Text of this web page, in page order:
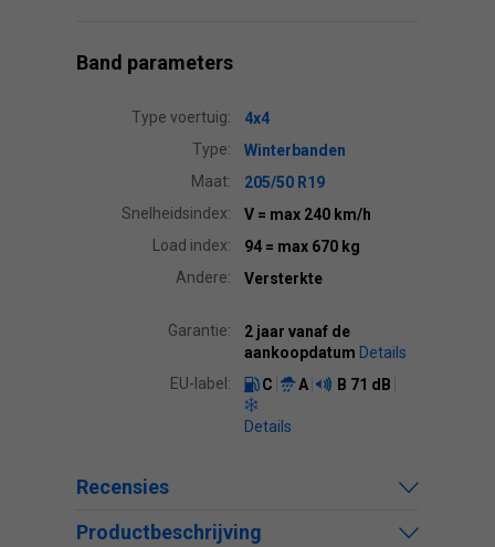
Band parameters
Type voertuig:
4x4
Type:
Winterbanden
Maat:
205/50 R19
Snelheidsindex:
V = max 240 km/h
Load index:
94 = max 670 kg
Andere:
Versterkte
Garantie:
2 jaar vanaf de
aankoopdatum Details
EU-label:
C A B 71 dB
Details
Recensies
Productbeschrijving